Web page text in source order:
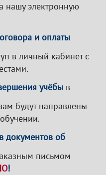
нашу электронную
и оплаты
в личный кабинет с
учёбы в
будут направлены
документов об
письмом
!